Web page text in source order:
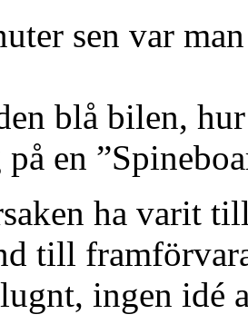
sen var
blå bilen,
en
ha varit
till
ingen idé